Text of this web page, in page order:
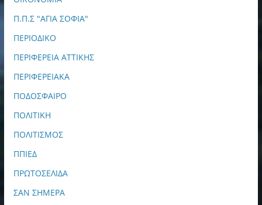
Π.Π.Σ "ΑΓΙΑ ΣΟΦΙΑ"
ΠΕΡΙΟΔΙΚΟ
ΠΕΡΙΦΕΡΕΙΑ ΑΤΤΙΚΗΣ
ΠΕΡΙΦΕΡΕΙΑΚΑ
ΠΟΔΟΣΦΑΙΡΟ
ΠΟΛΙΤΙΚΗ
ΠΟΛΙΤΙΣΜΟΣ
ΠΠΙΕΔ
ΠΡΩΤΟΣΕΛΙΔΑ
ΣΑΝ ΣΗΜΕΡΑ